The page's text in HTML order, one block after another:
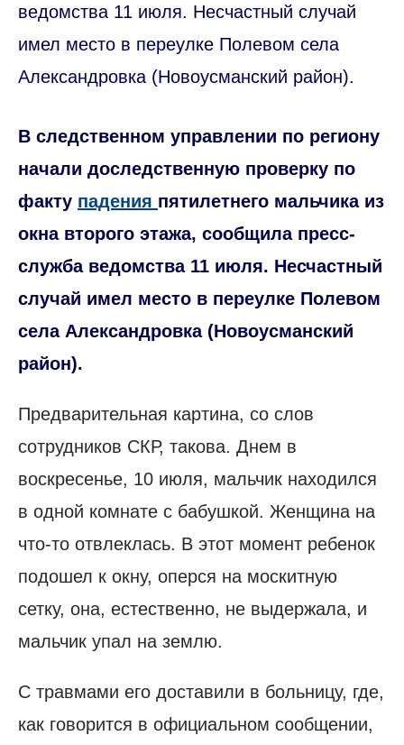
ведомства 11 июля. Несчастный случай
имел место в переулке Полевом села
Александровка (Новоусманский район).
В следственном управлении по региону
начали доследственную проверку по
факту падения пятилетнего мальчика из
окна второго этажа, сообщила пресс-
служба ведомства 11 июля. Несчастный
случай имел место в переулке Полевом
села Александровка (Новоусманский
район).
Предварительная картина, со слов
сотрудников СКР, такова. Днем в
воскресенье, 10 июля, мальчик находился
в одной комнате с бабушкой. Женщина на
что-то отвлеклась. В этот момент ребенок
подошел к окну, оперся на москитную
сетку, она, естественно, не выдержала, и
мальчик упал на землю.
С травмами его доставили в больницу, где,
как говорится в официальном сообщении,